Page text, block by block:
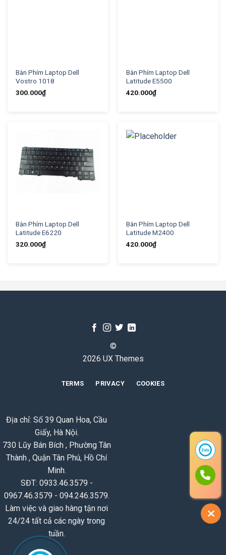
Bàn Phím Laptop Dell
Vostro 1018
300.000₫
Bàn Phím Laptop Dell
Latitude E5500
420.000₫
Bàn Phím Laptop Dell
Latitude E6220
320.000₫
Bàn Phím Laptop Dell
Latitude M2400
420.000₫
©
2026 UX Themes
TERMS PRIVACY COOKIES
Địa chỉ: Số 39 Quan Hoa, Cầu
Giấy, Hà Nội.
730 Lũy Bán Bích , Phường Tân
Thành , Quận Tân Phú, Hồ Chí
Minh.
SĐT: 0933.46.3579 -
0967.46.3579 - 094.246.3579.
Làm việc và giao hàng tận nơi
24/24 tất cả các ngày trong
tuần.